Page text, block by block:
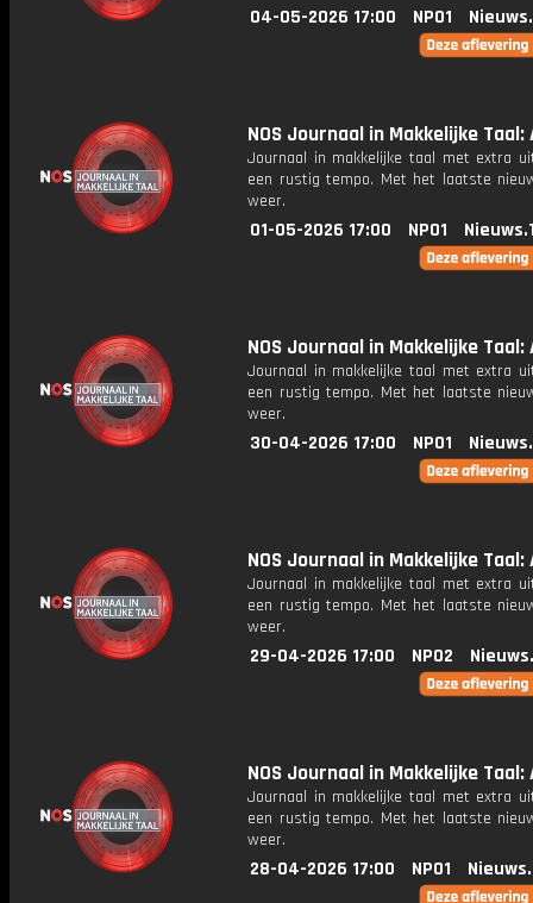
04-05-2026 17:00 NPO1
NOS Journaal in Makkelijke
Journaal in makkelijke taal met extra
een rustig tempo. Met het laatste
weer.
01-05-2026 17:00 NPO1
NOS Journaal in Makkelijke
Journaal in makkelijke taal met extra
een rustig tempo. Met het laatste
weer.
30-04-2026 17:00 NPO1
NOS Journaal in Makkelijke
Journaal in makkelijke taal met extra
een rustig tempo. Met het laatste
weer.
29-04-2026 17:00 NPO2
NOS Journaal in Makkelijke
Journaal in makkelijke taal met extra
een rustig tempo. Met het laatste
weer.
28-04-2026 17:00 NPO1